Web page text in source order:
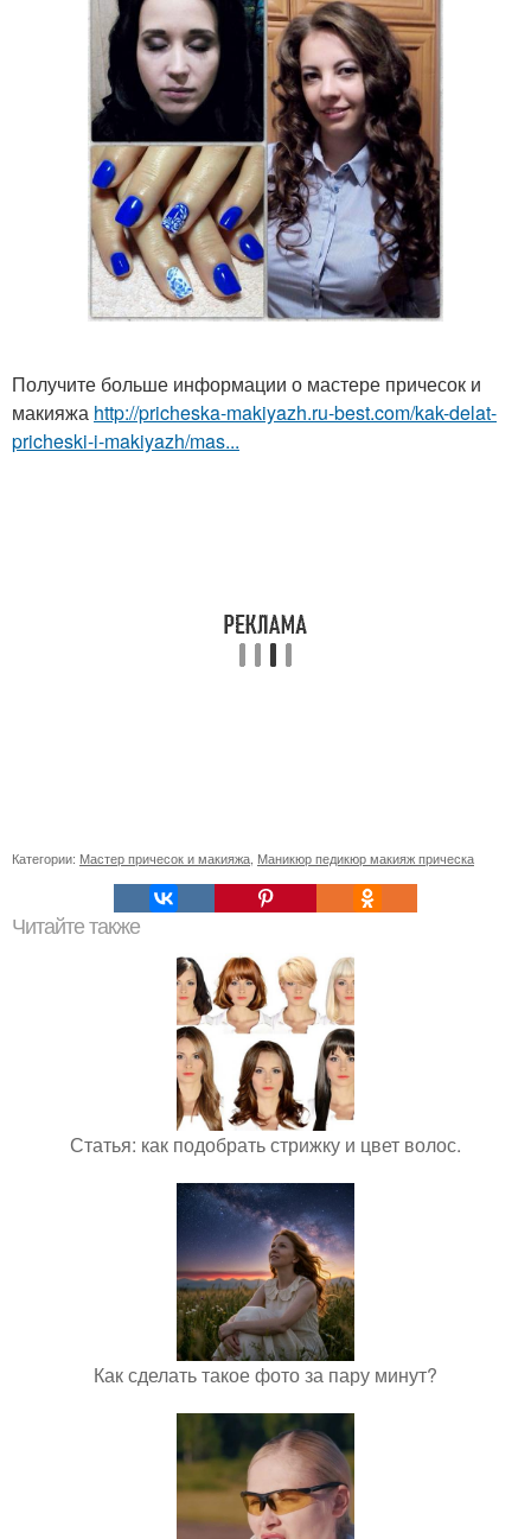
Получите больше информации о мастере причесок и
макияжа http://pricheska-makiyazh.ru-best.com/kak-delat-
pricheski-i-makiyazh/mas...
Категории: Мастер причесок и макияжа Маникюр педикюр макияж прическа
Читайте также
Статья: как подобрать стрижку и цвет волос.
Как сделать такое фото за пару минут?